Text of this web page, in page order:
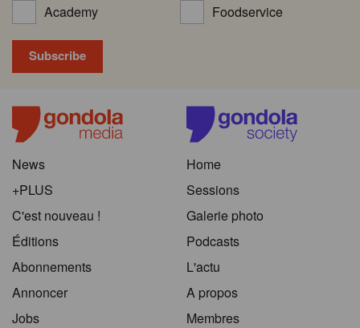
Academy
Foodservice
News
+PLUS
C'est nouveau !
Éditions
Abonnements
Annoncer
Jobs
Home
Sessions
Galerie photo
Podcasts
L'actu
A propos
Membres